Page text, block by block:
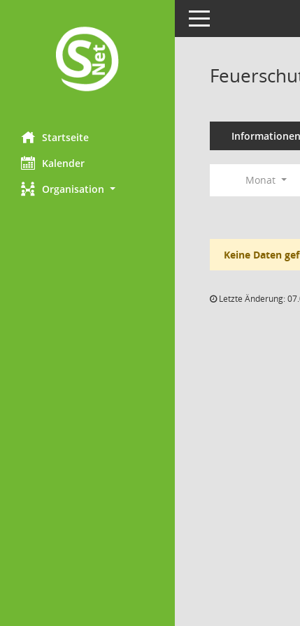
Startseite
Kalender
Organisation
Toggle navigation
Informationen
Monat
Keine Daten
Letzte Änderung: